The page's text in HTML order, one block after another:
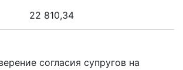
22 810,34
согласия супругов на